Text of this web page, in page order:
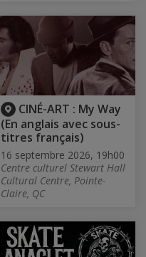
CINÉ-ART : My Way
(En anglais avec sous-
titres français)
16 septembre 2026, 19h00
Centre culturel Stewart Hall
Cultural Centre, Pointe-
Claire, QC